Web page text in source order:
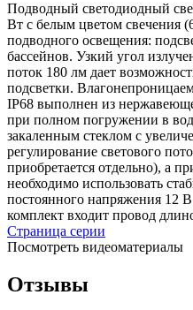
Подводный светодиодный
Вт с белым цветом свечения
подводного освещения:
бассейнов. Узкий угол
поток 180 лм дает
подсветки.
IP68 выполнен из
при полном погружении в
закаленным стеклом с
регулирование светового
приобретается отдельно), а
необходимо использовать
постоянного напряжения 12
комплект входит провод
Страница серии
Посмотреть видеоматериалы
Отзывы